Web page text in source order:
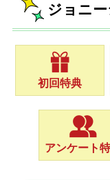
ジョニ
初回特典
アンケート